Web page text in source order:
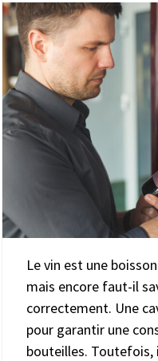
Le vin est une
mais encore faut-il
correctement. Une
pour garantir une
bouteilles. Toutefois,